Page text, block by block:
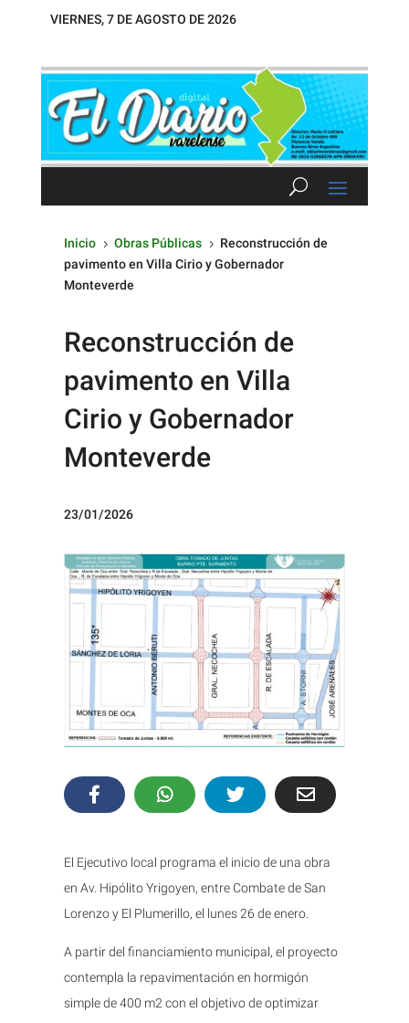
VIERNES, 7 DE AGOSTO DE 2026
Inicio 5 Obras Públicas 5 Reconstrucción de
pavimento en Villa Cirio y Gobernador
Monteverde
Reconstrucción de
pavimento en Villa
Cirio y Gobernador
Monteverde
23/01/2026
El Ejecutivo local programa el inicio de una obra
en Av. Hipólito Yrigoyen, entre Combate de San
Lorenzo y El Plumerillo, el lunes 26 de enero.
A partir del financiamiento municipal, el proyecto
contempla la repavimentación en hormigón
simple de 400 m2 con el objetivo de optimizar